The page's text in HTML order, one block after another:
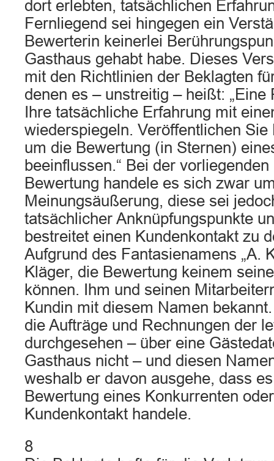
dort erlebten, tatsächlichen
Fernliegend sei hingegen ein
Bewerterin keinerlei
Gasthaus gehabt habe. Dieses
mit den Richtlinien der Beklagten
denen es – unstreitig – heißt: „Eine
Ihre tatsächliche Erfahrung mit
wiederspiegeln. Veröffentlichen
um die Bewertung (in Sternen)
beeinflussen.“ Bei der
Bewertung handele es sich zwar
Meinungsäußerung, diese sei
tatsächlicher Anknüpfungspunkte
bestreitet einen Kundenkontakt zu
Aufgrund des Fantasienamens „A.
Kläger, die Bewertung keinem
können. Ihm und seinen
Kundin mit diesem Namen
die Aufträge und Rechnungen der
durchgesehen – über eine
Gasthaus nicht – und diesen
weshalb er davon ausgehe, dass
Bewertung eines Konkurrenten
Kundenkontakt handele.
8